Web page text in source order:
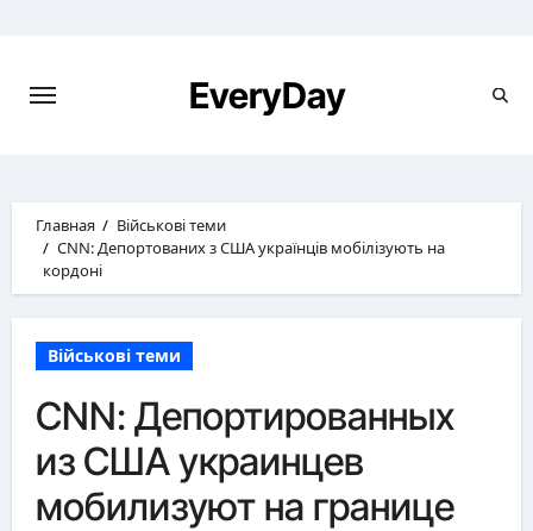
EveryDay
Главная
Військові теми
CNN: Депортованих з США українців мобілізують на
кордоні
Військові теми
CNN: Депортированных
из США украинцев
мобилизуют на границе